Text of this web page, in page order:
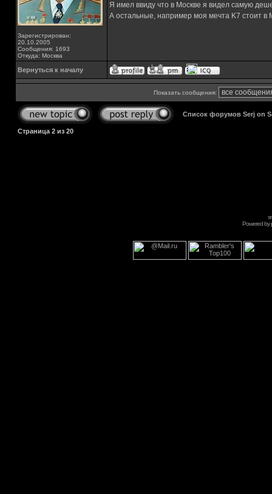
Зарегистрирован:
20.10.2005
Сообщения: 1693
Откуда: Москва
Я имел ввиду что в Москве я видел самую
А остальные, например моя мечта K7 стоит в
Вернуться к началу
Показать сообщения:
Список форумов Serj on
Страница 2 из 20
Powered by